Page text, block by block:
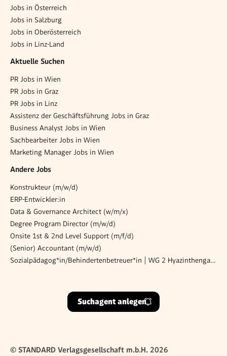
Jobs in Österreich
Jobs in Salzburg
Jobs in Oberösterreich
Jobs in Linz-Land
Aktuelle Suchen
PR Jobs in Wien
PR Jobs in Graz
PR Jobs in Linz
Assistenz der Geschäftsführung Jobs in Graz
Business Analyst Jobs in Wien
Sachbearbeiter Jobs in Wien
Marketing Manager Jobs in Wien
Andere Jobs
Konstrukteur (m/w/d)
ERP-Entwickler:in
Data & Governance Architect (w/m/x)
Degree Program Director (m/w/d)
Onsite 1st & 2nd Level Support (m/f/d)
(Senior) Accountant (m/w/d)
Sozialpädagog*in/Behindertenbetreuer*in | WG 2 Hyazinthengasse
Suchagent anlegen
© STANDARD Verlagsgesellschaft m.b.H. 2026